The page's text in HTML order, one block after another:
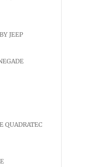
JEEP
QUADRATEC